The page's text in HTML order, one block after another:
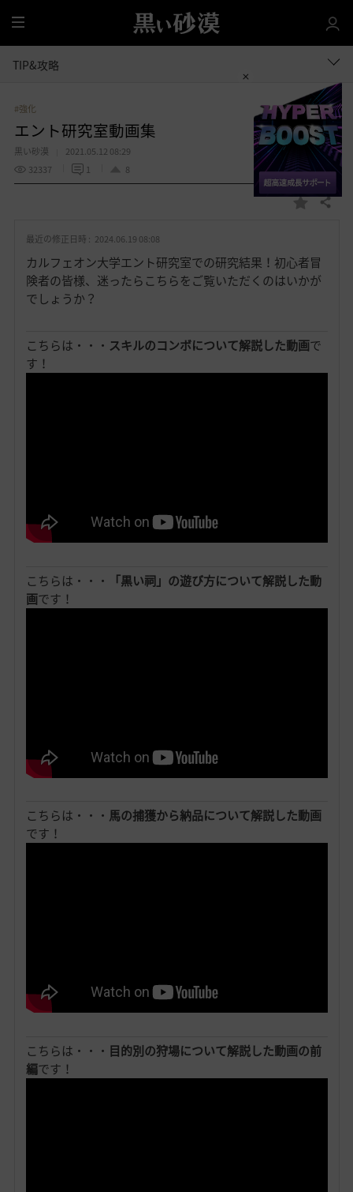
全
体
TIP&攻略
#強化
エント研究室動画集
黒い砂漠
2021.05.12 08:29
32337
1 8
お
入
り
共有する
最近の修正日時 : 2024.06.19 08:08
カルフェオン大学エント研究室での研究結果！初心者冒
険者の皆様、迷ったらこちらをご覧いただくのはいかが
でしょうか？
こちらは・・・ スキルのコンボについて解説した動画で
す！
こちらは・・・
「黒い祠」の遊び方について解説した動
画です！
こちらは・・・ 馬の捕獲から納品について解説した動画
です！
こちらは・・・ 目的別の狩場について解説した動画の前
編です！